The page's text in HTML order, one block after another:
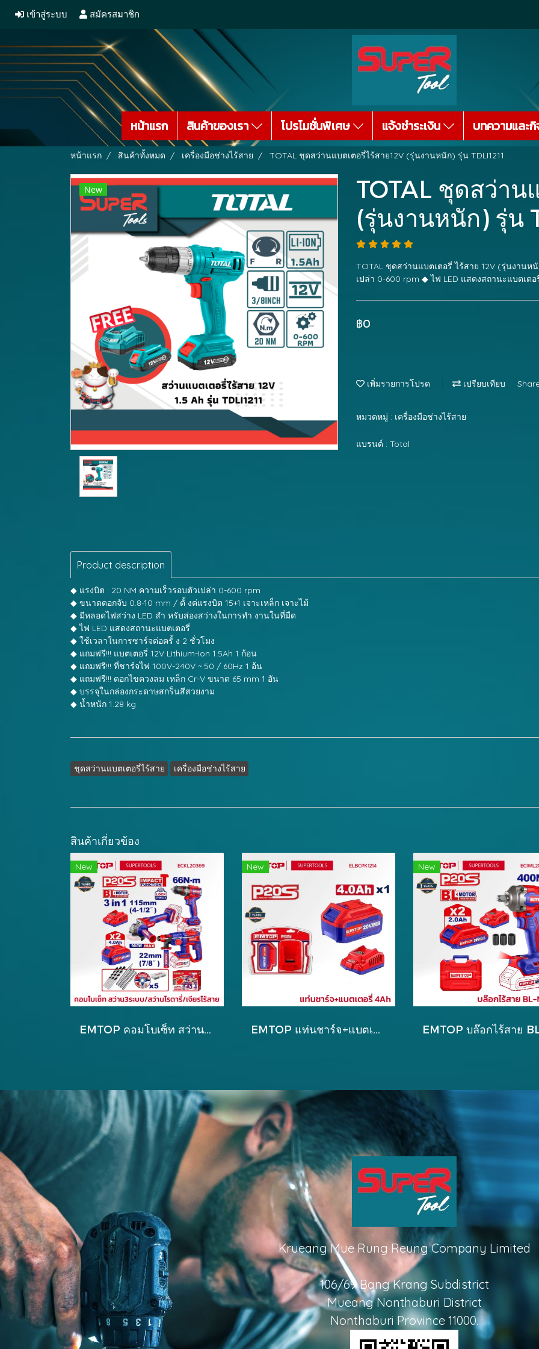
เข้าสู่ระบบ สมัครสมาชิก
หน้าแรก สินค้าของเรา โปรโมชั่นพิเศษ แจ้งชำระเงิน บทความและ
หน้าแรก สินค้าทั้งหมด เครื่องมือช่างไร้สาย TOTAL ชุดสว่านแบตเตอรี่ไร้สาย12V (รุ่นงานหนัก) รุ่น TDLI1211
New
TOTAL ชุดสว่าน
(รุ่นงานหนัก) รุ่น
TOTAL ชุดสว่านแบตเตอรี่ ไร้สาย 12V (รุ่นงานห
เปล่า 0-600 rpm ◆ ไฟ LED แสดงสถานะแบตเตอ
฿0
เพิ่มรายการโปรด เปรียบเทียบ
หมวดหมู่ : เครื่องมือช่างไร้สาย
แบรนด์ : Total
Product description
◆ แรงบิต : 20 NM ความเร็วรอบตัวเปล่า 0-600 rpm
◆ ขนาดดอกจับ 0.8-10 mm / ตั้ งค่แรงบิต 15+1 เจาะเหล็ก เจาะไม้
◆ มีหลอดไฟสว่าง LED สำ หรับส่องสว่างในการทำ งานในที่มืด
◆ ไฟ LED แสดงสถานะแบตเตอรี่
◆ ใช้เวลาในการซาร์จต่อครั้ ง 2 ชั่วโมง
◆ แถมฟรี!!! แบตเตอรี่ 12V Lithium-Ion 1.5Ah 1 ก้อน
◆ แถมฟรี!!! ที่ชาร์จไฟ 100V-240V ~ 50 / 60Hz 1 อ้น
◆ แถมฟรี!!! ดอกไขควงลม เหล็ก Cr-V ขนาด 65 mm 1 อัน
◆ บรรจุในกล่องกระดาษสกร็นสีสวยงาม
◆ น้ำหนัก 1.28 kg
ชุดสว่านแบตเตอรี่ไร้สาย เครื่องมือช่างไร้สาย
สินค้าเกี่ยวข้อง
New New New
Krueang Mue Rung Reung Company Limited
106/69 Bang Krang Subdistrict
Mueang Nonthaburi District
Nonthaburi Province 11000.